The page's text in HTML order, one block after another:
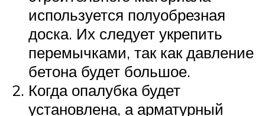
используется полуобрезная
доска. Их следует укрепить
перемычками, так как давление
бетона будет большое.
Когда опалубка будет
установлена, а арматурный